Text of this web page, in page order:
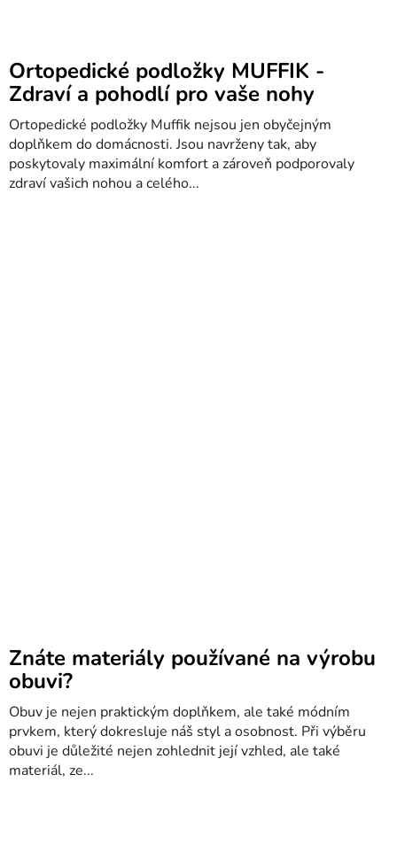
Ortopedické podložky MUFFIK -
Zdraví a pohodlí pro vaše nohy
Ortopedické podložky Muffik nejsou jen obyčejným
doplňkem do domácnosti. Jsou navrženy tak, aby
poskytovaly maximální komfort a zároveň podporovaly
zdraví vašich nohou a celého...
Znáte materiály používané na výrobu
obuvi?
Obuv je nejen praktickým doplňkem, ale také módním
prvkem, který dokresluje náš styl a osobnost. Při výběru
obuvi je důležité nejen zohlednit její vzhled, ale také
materiál, ze...